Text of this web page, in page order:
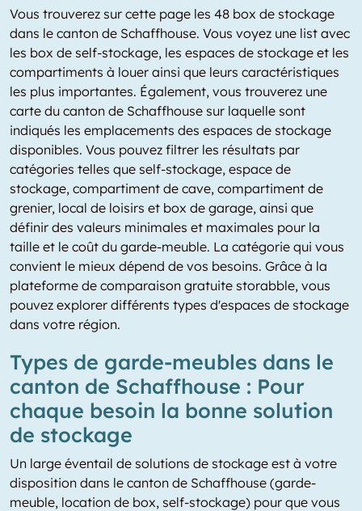
Vous trouverez sur cette page les 48 box de stockage
dans le canton de Schaffhouse. Vous voyez une list avec
les box de self-stockage, les espaces de stockage et les
compartiments à louer ainsi que leurs caractéristiques
les plus importantes. Également, vous trouverez une
carte du canton de Schaffhouse sur laquelle sont
indiqués les emplacements des espaces de stockage
disponibles. Vous pouvez filtrer les résultats par
catégories telles que self-stockage, espace de
stockage, compartiment de cave, compartiment de
grenier, local de loisirs et box de garage, ainsi que
définir des valeurs minimales et maximales pour la
taille et le coût du garde-meuble. La catégorie qui vous
convient le mieux dépend de vos besoins. Grâce à la
plateforme de comparaison gratuite storabble, vous
pouvez explorer différents types d'espaces de stockage
dans votre région.
Types de garde-meubles dans le
canton de Schaffhouse : Pour
chaque besoin la bonne solution
de stockage
Un large éventail de solutions de stockage est à votre
disposition dans le canton de Schaffhouse (garde-
meuble, location de box, self-stockage) pour que vous